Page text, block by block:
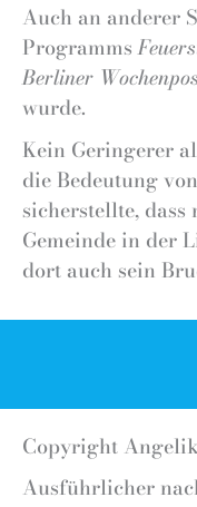
Auch an anderer
Programms
Berliner
wurde.
Kein Geringerer
die Bedeutung
sicherstellte,
Gemeinde in der
dort auch sein
Copyright
Ausführlicher